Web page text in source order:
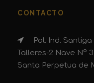
CONTACTO
Pol. Ind.
Talleres-2 Nave Nº 3
Santa Perpetua de